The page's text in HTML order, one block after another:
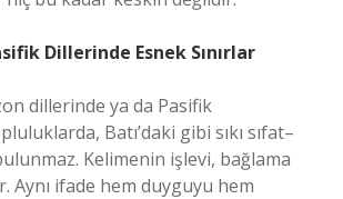
Dillerinde Esnek Sınırlar
dillerinde ya da Pasifik
Batı’daki gibi sıkı sıfat–
Kelimenin işlevi, bağlama
Aynı ifade hem duyguyu hem